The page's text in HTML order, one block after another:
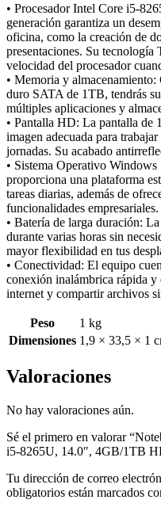
• Procesador Intel Core i5-
generación garantiza un
oficina, como la creación de
presentaciones. Su tecnología
velocidad del procesador
• Memoria y
duro SATA de 1TB, tendrás
múltiples aplicaciones y
• Pantalla HD: La pantalla de
imagen adecuada para
jornadas. Su acabado
• Sistema Operativo
proporciona una plataforma
tareas diarias, además de
funcionalidades empresariales.
• Batería de larga duración:
durante varias horas sin
mayor flexibilidad en tus
• Conectividad: El equipo
conexión inalámbrica rápida y
internet y compartir archivos
Peso
1 kg
Dimensiones 1,9 × 33,5 × 1
Valoraciones
No hay valoraciones aún.
Sé el primero en valorar
i5-8265U, 14.0″, 4GB/1TB
Tu dirección de correo
obligatorios están marcados